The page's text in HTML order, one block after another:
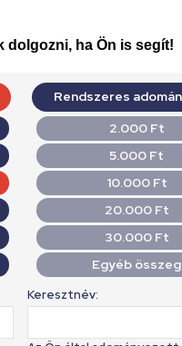
dolgozni, ha Ön is segít!